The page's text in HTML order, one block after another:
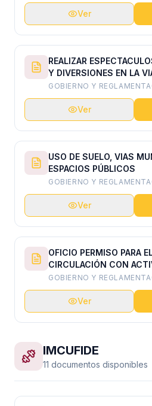
Ver
REALIZAR
Y DIVERSIONES EN LA
GOBIERNO Y
Ver
USO DE SUELO, VIAS
ESPACIOS PÚBLICOS
GOBIERNO Y
Ver
OFICIO PERMISO PARA
CIRCULACIÓN CON
MANIOBRA, CARGA Y
PRODUCTOS EN LA VIA
ESTABLECIMIENTOS
DIRECCIÓN DE
GOBIERNO Y
Ver
IMCUFIDE
11 documentos disponibles